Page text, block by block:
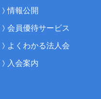
情報公開
会員優待サービス
よくわかる法人会
入会案内